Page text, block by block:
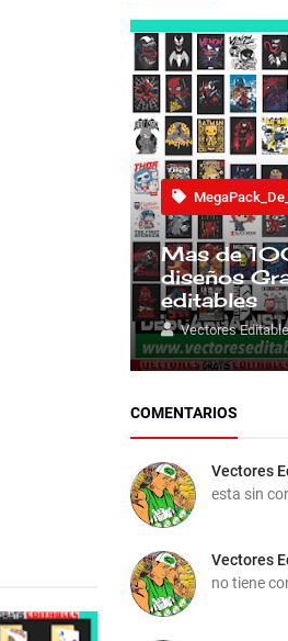
Mas de
diseños
editables
Vectores
COMENTARIOS
Vectores
esta sin
Vectores
no tiene